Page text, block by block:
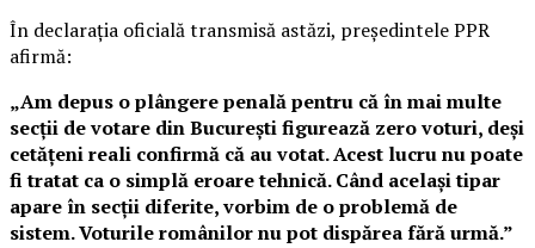
În declarația oficială transmisă astăzi, președintele PPR
afirmă:
„Am depus o plângere penală pentru că în mai multe
secții de votare din București figurează zero voturi, deși
cetățeni reali confirmă că au votat. Acest lucru nu poate
fi tratat ca o simplă eroare tehnică. Când același tipar
apare în secții diferite, vorbim de o problemă de
sistem. Voturile românilor nu pot dispărea fără urmă.”